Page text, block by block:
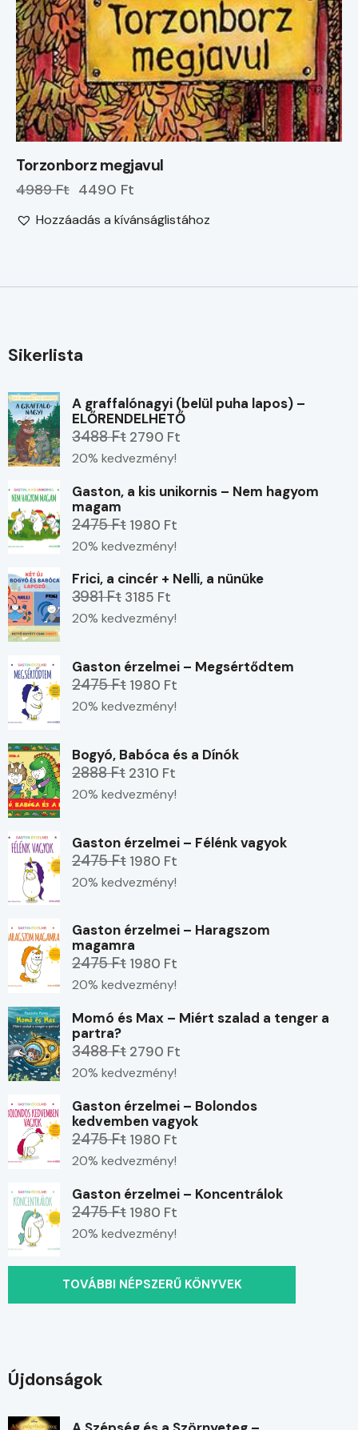
Torzonborz megjavul
4989 Ft 4490 Ft
Hozzáadás a kívánságlistához
Sikerlista
A graffalónagyi (belül puha lapos) –
ELŐRENDELHETŐ
3488 Ft 2790 Ft
20% kedvezmény!
Gaston, a kis unikornis – Nem hagyom
magam
2475 Ft 1980 Ft
20% kedvezmény!
Frici, a cincér + Nelli, a nünüke
3981 Ft 3185 Ft
20% kedvezmény!
Gaston érzelmei – Megsértődtem
2475 Ft 1980 Ft
20% kedvezmény!
Bogyó, Babóca és a Dínók
2888 Ft 2310 Ft
20% kedvezmény!
Gaston érzelmei – Félénk vagyok
2475 Ft 1980 Ft
20% kedvezmény!
Gaston érzelmei – Haragszom
magamra
2475 Ft 1980 Ft
20% kedvezmény!
Momó és Max – Miért szalad a tenger a
partra?
3488 Ft 2790 Ft
20% kedvezmény!
Gaston érzelmei – Bolondos
kedvemben vagyok
2475 Ft 1980 Ft
20% kedvezmény!
Gaston érzelmei – Koncentrálok
2475 Ft 1980 Ft
20% kedvezmény!
TOVÁBBI NÉPSZERŰ KÖNYVEK
Újdonságok